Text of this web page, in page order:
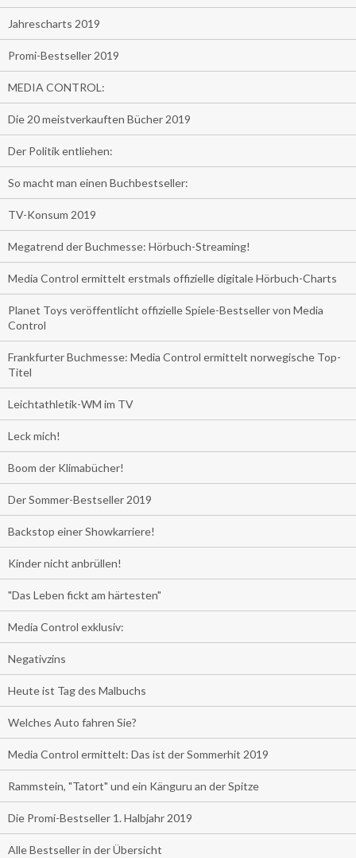
Jahrescharts 2019
Promi-Bestseller 2019
MEDIA CONTROL:
Die 20 meistverkauften Bücher 2019
Der Politik entliehen:
So macht man einen Buchbestseller:
TV-Konsum 2019
Megatrend der Buchmesse: Hörbuch-Streaming!
Media Control ermittelt erstmals offizielle digitale Hörbuch-Charts
Planet Toys veröffentlicht offizielle Spiele-Bestseller von Media
Control
Frankfurter Buchmesse: Media Control ermittelt norwegische Top-
Titel
Leichtathletik-WM im TV
Leck mich!
Boom der Klimabücher!
Der Sommer-Bestseller 2019
Backstop einer Showkarriere!
Kinder nicht anbrüllen!
"Das Leben fickt am härtesten"
Media Control exklusiv:
Negativzins
Heute ist Tag des Malbuchs
Welches Auto fahren Sie?
Media Control ermittelt: Das ist der Sommerhit 2019
Rammstein, "Tatort" und ein Känguru an der Spitze
Die Promi-Bestseller 1. Halbjahr 2019
Alle Bestseller in der Übersicht